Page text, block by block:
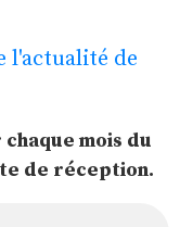
l'actualité de
mois du
de réception.